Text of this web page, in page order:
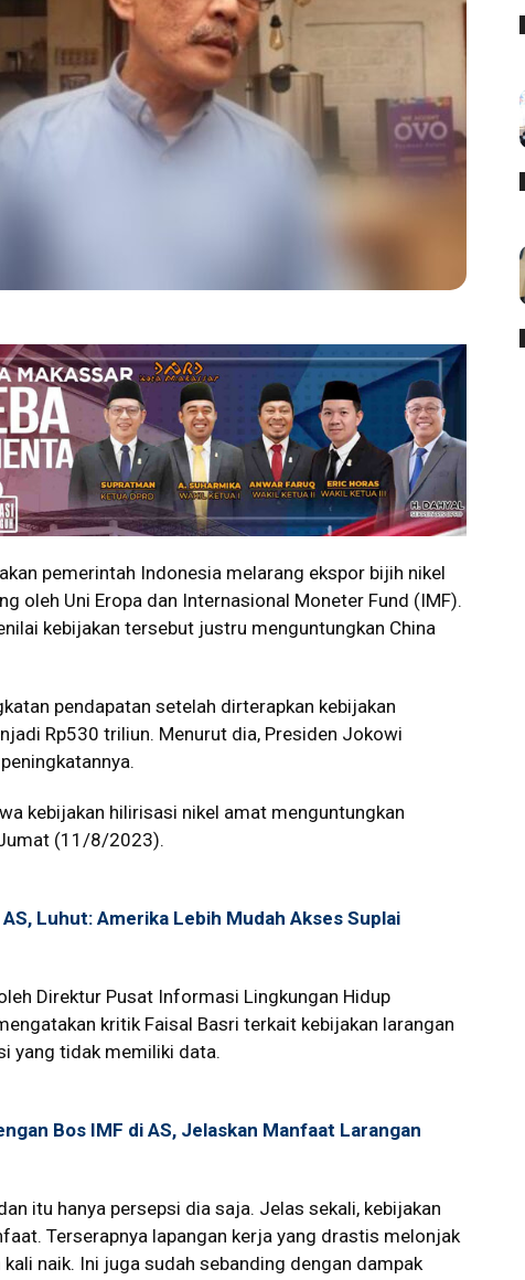
pemerintah Indonesia melarang ekspor bijih nikel
oleh Uni Eropa dan Internasional Moneter Fund (IMF).
kebijakan tersebut justru menguntungkan China
pendapatan setelah dirterapkan kebijakan
Rp530 triliun. Menurut dia, Presiden Jokowi
kebijakan hilirisasi nikel amat menguntungkan
Jumat (11/8/2023).
Luhut: Amerika Lebih Mudah Akses Suplai
Direktur Pusat Informasi Lingkungan Hidup
kritik Faisal Basri terkait kebijakan larangan
yang tidak memiliki data.
Bos IMF di AS, Jelaskan Manfaat Larangan
itu hanya persepsi dia saja. Jelas sekali, kebijakan
Terserapnya lapangan kerja yang drastis melonjak
naik. Ini juga sudah sebanding dengan dampak